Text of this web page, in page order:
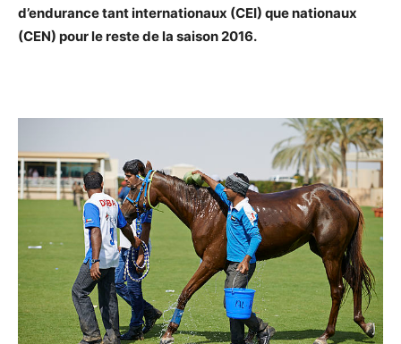
d’endurance tant internationaux (CEI) que nationaux
(CEN) pour le reste de la saison 2016.